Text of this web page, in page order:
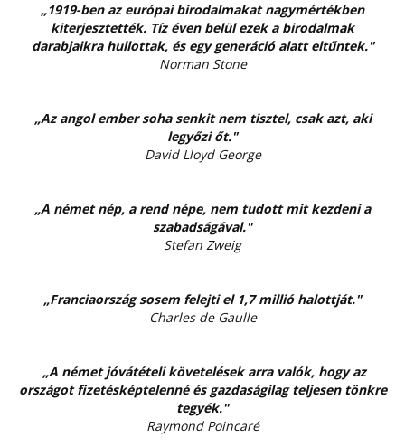
„1919-ben az európai birodalmakat nagymértékben
kiterjesztették. Tíz éven belül ezek a birodalmak
darabjaikra hullottak, és egy generáció alatt eltűntek."
Norman Stone
„Az angol ember soha senkit nem tisztel, csak azt, aki
legyőzi őt."
David Lloyd George
„A német nép, a rend népe, nem tudott mit kezdeni a
szabadságával."
Stefan Zweig
„Franciaország sosem felejti el 1,7 millió halottját."
Charles de Gaulle
„A német jóvátételi követelések arra valók, hogy az
országot fizetésképtelenné és gazdaságilag teljesen tönkre
tegyék."
Raymond Poincaré